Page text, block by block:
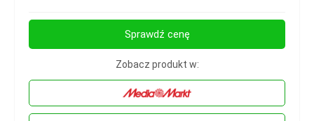
Sprawdź cenę
Zobacz produkt w: